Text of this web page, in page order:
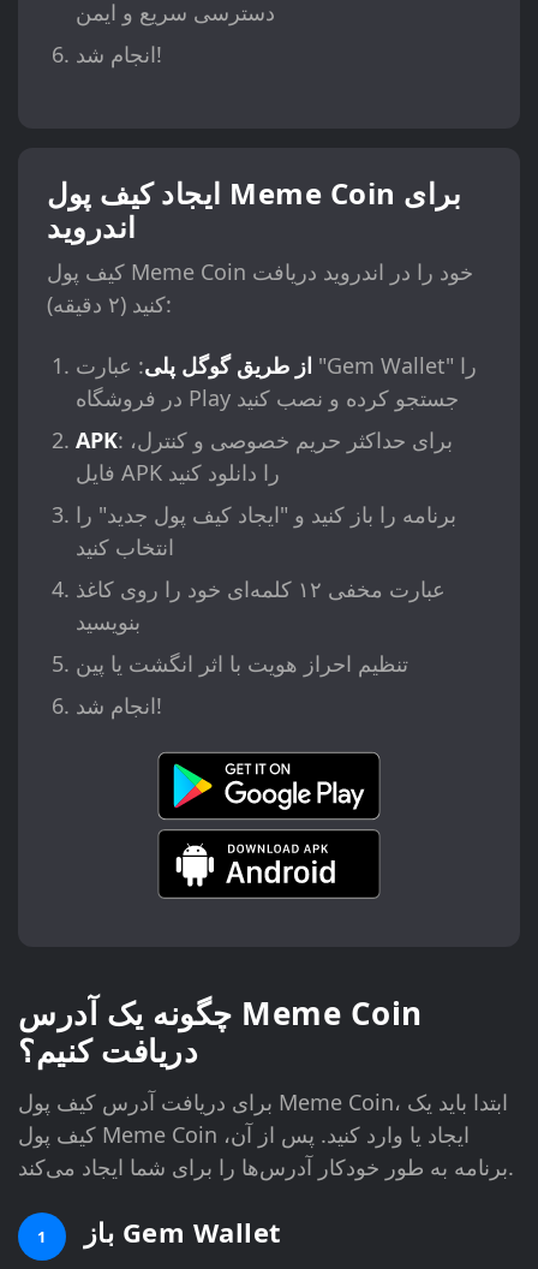
دسترسی سریع و ایمن
انجام شد!
ایجاد کیف پول Meme Coin برای
اندروید
کیف پول Meme Coin خود را در اندروید دریافت
کنید (۲ دقیقه):
از طریق گوگل پلی: عبارت "Gem Wallet" را
در فروشگاه Play جستجو کرده و نصب کنید
APK: برای حداکثر حریم خصوصی و کنترل،
فایل APK را دانلود کنید
برنامه را باز کنید و "ایجاد کیف پول جدید" را
انتخاب کنید
عبارت مخفی ۱۲ کلمه‌ای خود را روی کاغذ
بنویسید
تنظیم احراز هویت با اثر انگشت یا پین
انجام شد!
چگونه یک آدرس Meme Coin
دریافت کنیم؟
برای دریافت آدرس کیف پول Meme Coin، ابتدا باید یک
کیف پول Meme Coin ایجاد یا وارد کنید. پس از آن،
برنامه به طور خودکار آدرس‌ها را برای شما ایجاد می‌کند.
1 باز Gem Wallet